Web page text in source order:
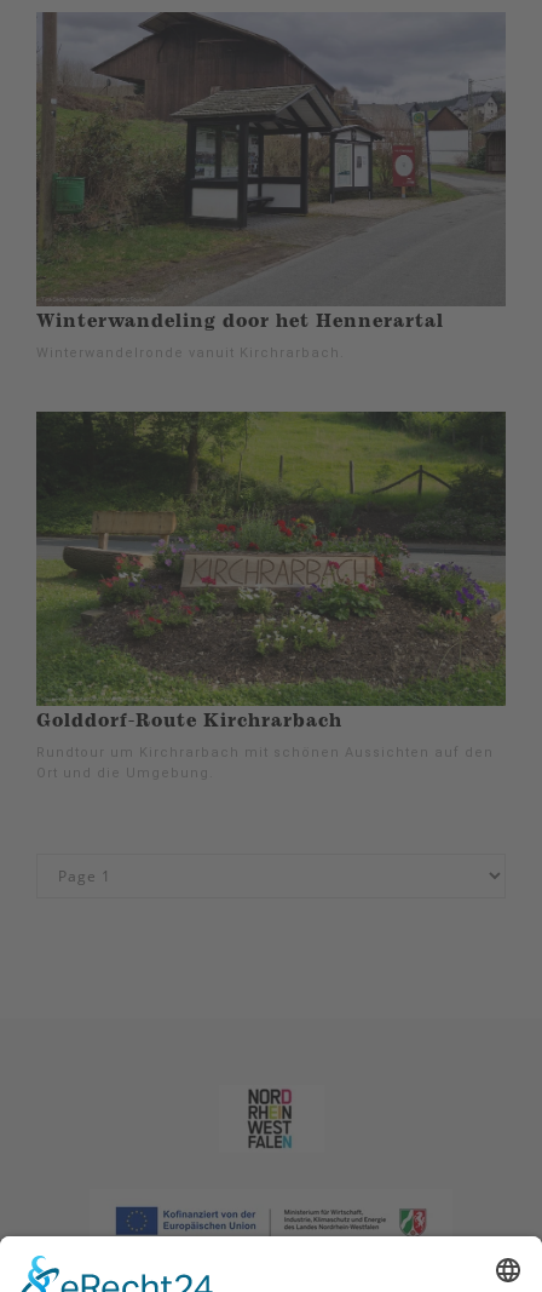
Winterwandeling door het Hennerartal
Winterwandelronde vanuit Kirchrarbach.
Golddorf-Route Kirchrarbach
Rundtour um Kirchrarbach mit schönen Aussichten auf den
Ort und die Umgebung.